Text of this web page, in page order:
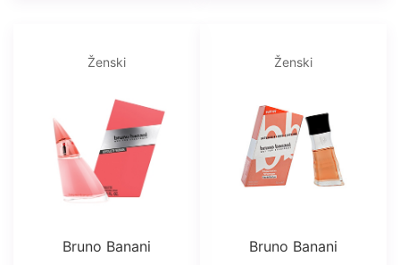
Ženski
Bruno Banani
Ženski
Bruno Banani